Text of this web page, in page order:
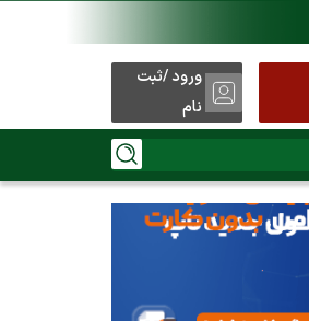
ورود /ثبت
نام